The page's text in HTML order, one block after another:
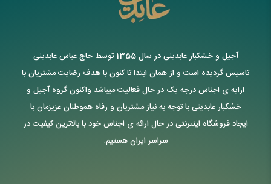
آجیل و خشکبار عابدینی در سال 1355 توسط حاج عباس عابدینی
تاسیس گردیده است و از همان ابتدا تا کنون با هدف رضایت مشتریان با
ارایه ی اجناس درجه یک در حال فعالیت میباشد واکنون گروه آجیل و
خشکبار عابدینی با توجه به نیاز مشتریان و رفاه هموطنان عزیزمان با
ایجاد فروشگاه اینترنتی در حال ارائه ی اجناس خود با بالاترین کیفیت در
سراسر ایران هستیم.